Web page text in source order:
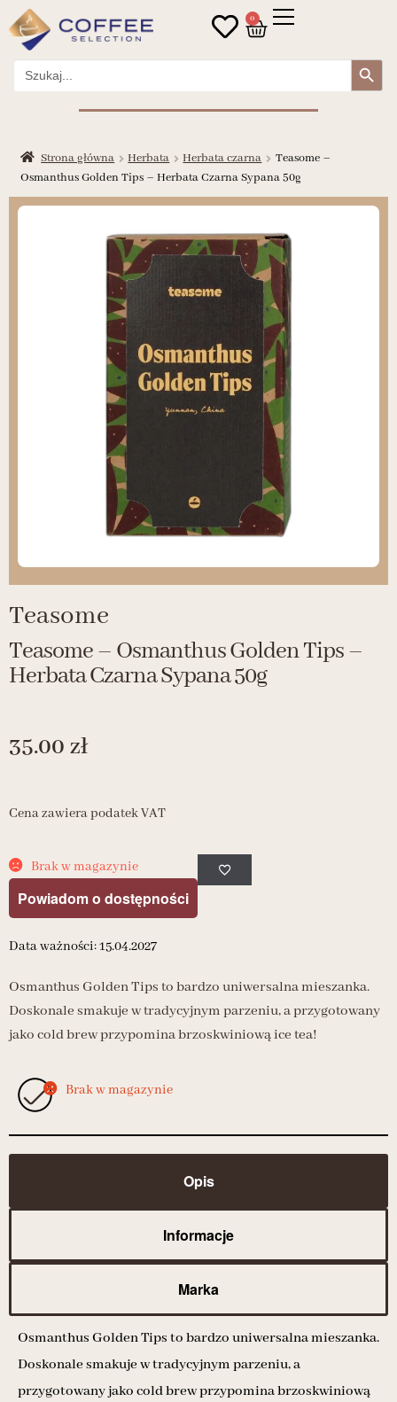
0
Search
for:
Search Button
Strona główna Herbata Herbata czarna
Teasome –
Osmanthus Golden Tips – Herbata Czarna Sypana 50g
Teasome
Teasome – Osmanthus Golden Tips –
Herbata Czarna Sypana 50g
35.00 zł
Cena zawiera podatek VAT
Brak w magazynie
Powiadom o dostępności
Data ważności: 15.04.2027
Osmanthus Golden Tips to bardzo uniwersalna mieszanka.
Doskonale smakuje w tradycyjnym parzeniu, a przygotowany
jako cold brew przypomina brzoskwiniową ice tea!
Brak w magazynie
Opis
Informacje
Marka
Osmanthus Golden Tips to bardzo uniwersalna mieszanka.
Doskonale smakuje w tradycyjnym parzeniu, a
przygotowany jako cold brew przypomina brzoskwiniową